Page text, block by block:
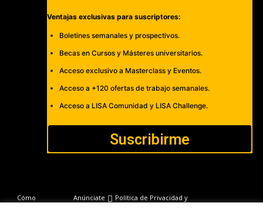
Ventajas exclusivas para suscriptores:
Boletines semanales y prospectivos.
Becas en Cursos y Másteres universitarios.
Acceso exclusivo a Masterclass y Eventos.
Acceso a +120 ofertas de trabajo semanales.
Acceso a LISA Comunidad y LISA Challenge.
Suscribirme
Cómo Anúnciate Política de Privacidad y